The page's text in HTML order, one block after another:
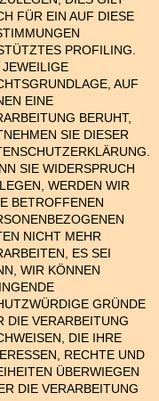
FÜR EIN AUF DIESE
PROFILING.
JEWEILIGE
AUF
EINE
BERUHT,
SIE DIESER
SIE WIDERSPRUCH
WERDEN WIR
BETROFFENEN
NICHT MEHR
ES SEI
WIR KÖNNEN
GRÜNDE
DIE VERARBEITUNG
DIE IHRE
RECHTE UND
ÜBERWIEGEN
DIE VERARBEITUNG